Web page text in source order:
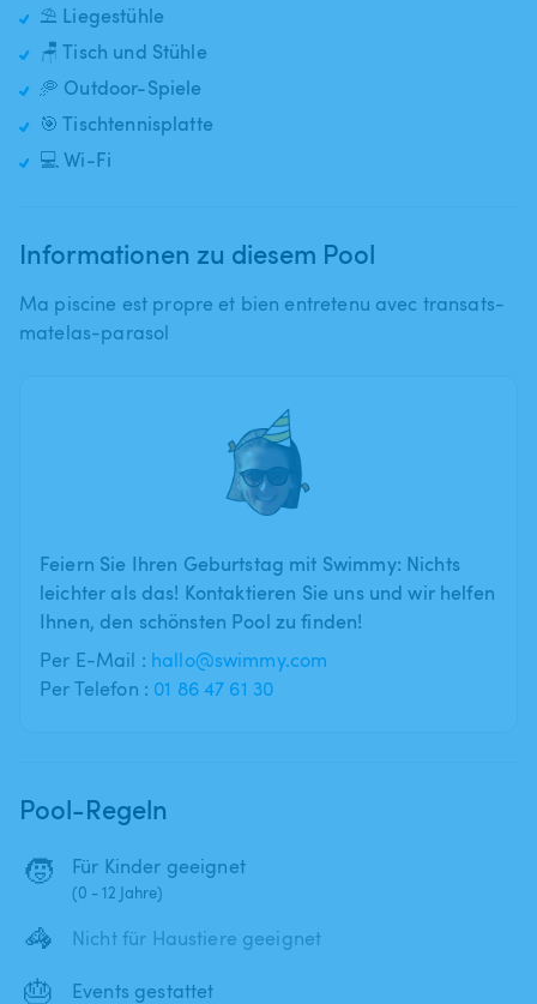
⛱️ Liegestühle
🪑 Tisch und Stühle
🥏 Outdoor-Spiele
🎯 Tischtennisplatte
💻 Wi-Fi
Informationen zu diesem Pool
Ma piscine est propre et bien entretenu avec transats-
Feiern Sie Ihren Geburtstag mit Swimmy: Nichts
leichter als das! Kontaktieren Sie uns und wir helfen
Ihnen, den schönsten Pool zu finden!
Per E-Mail : hallo@swimmy.com
Per Telefon : 01 86 47 61 30
Pool-Regeln
🧒 Für Kinder geeignet
(0 - 12 Jahre)
🦓 Nicht für Haustiere geeignet
🎂 Events gestattet